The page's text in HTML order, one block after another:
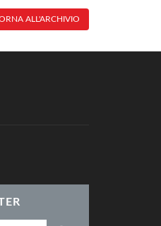
ALL'ARCHIVIO